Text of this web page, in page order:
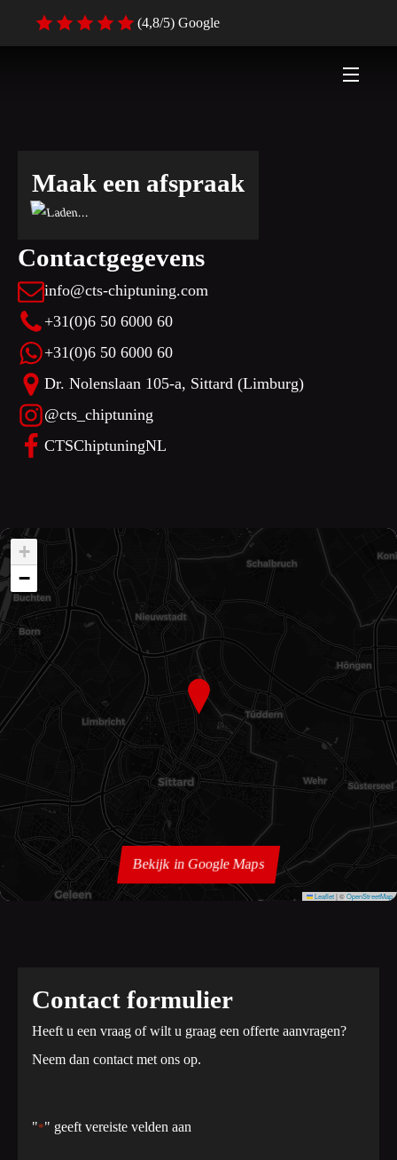
(4,8/5) Google
Contactgegevens
info@cts-chiptuning.com
+31(0)6 50 6000 60
+31(0)6 50 6000 60
Dr. Nolenslaan 105-a, Sittard (Limburg)
@cts_chiptuning
CTSChiptuningNL
Maak een afspraak
+
−
Leaflet|©OpenStreetMap
Bekijk in Google Maps
Contact formulier
Heeft u een vraag of wilt u graag een offerte aanvragen?
Neem dan contact met ons op.
"*" geeft vereiste velden aan